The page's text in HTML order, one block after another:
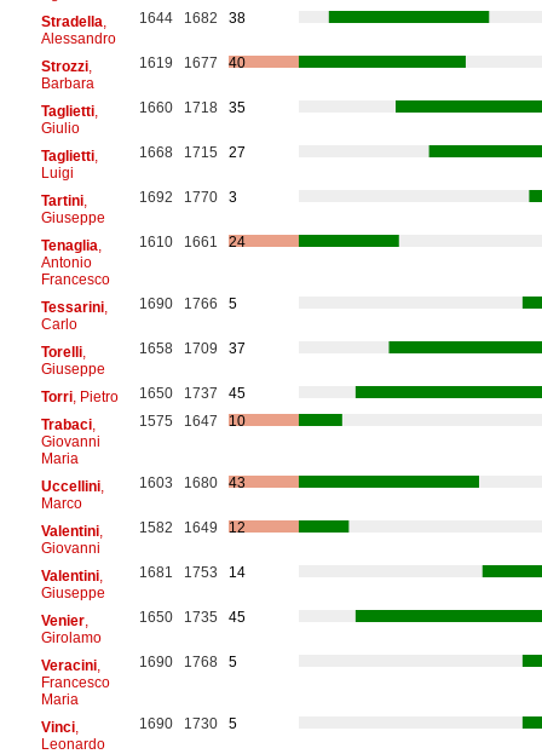
Stradella
Alessandro
1644 1682 38
Strozzi,
Barbara
1619 1677 40
Taglietti,
Giulio
1660 1718 35
Taglietti,
Luigi
1668 1715 27
Tartini,
Giuseppe
1692 1770 3
Tenaglia
Antonio
Francesco
1610 1661 24
Tessarini,
Carlo
1690 1766 5
Torelli,
Giuseppe
1658 1709 37
Torri, Pietro 1650 1737
45
Trabaci,
Giovanni
Maria
1575 1647 10
Uccellini,
Marco
1603 1680 43
Valentini,
Giovanni
1582 1649 12
Valentini,
Giuseppe
1681 1753 14
Venier,
Girolamo
1650 1735 45
Veracini,
Francesco
Maria
1690 1768 5
Vinci,
Leonardo
1690 1730 5